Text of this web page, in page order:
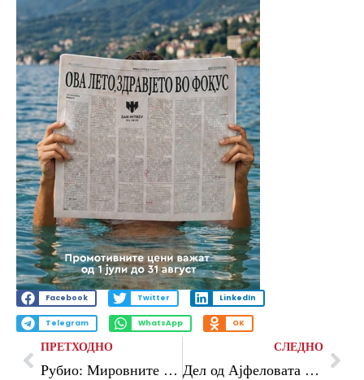
Facebook Twitter LinkedIn
Telegram WhatsApp OK
ПРЕТХОДНО
Рубио: Мировните преговори за Украина се во застој
СЛЕДНО
Дел од Ајфеловата кула продаден за повеќе од 450 илјади евра